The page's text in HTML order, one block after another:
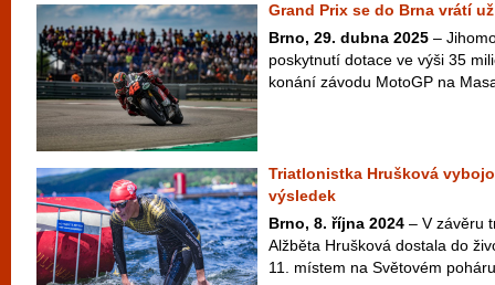
Grand Prix se do Brna vrátí
Brno, 29. dubna 2025 –
poskytnutí dotace ve výši 35
konání závodu MotoGP na
Triatlonistka Hrušková
výsledek
Brno, 8. října 2024 – V závěru
Alžběta Hrušková dostala do
11. místem na Světovém